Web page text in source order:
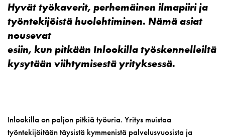
Hyvät työkaverit, perhemäinen ilmapiiri ja
työntekijöistä huolehtiminen. Nämä asiat
nousevat
esiin, kun pitkään Inlookilla työskennelleiltä
kysytään viihtymisestä yrityksessä.
Inlookilla on paljon pitkiä työuria. Yritys muistaa
työntekijöitään täysistä kymmenistä palvelusvuosista ja